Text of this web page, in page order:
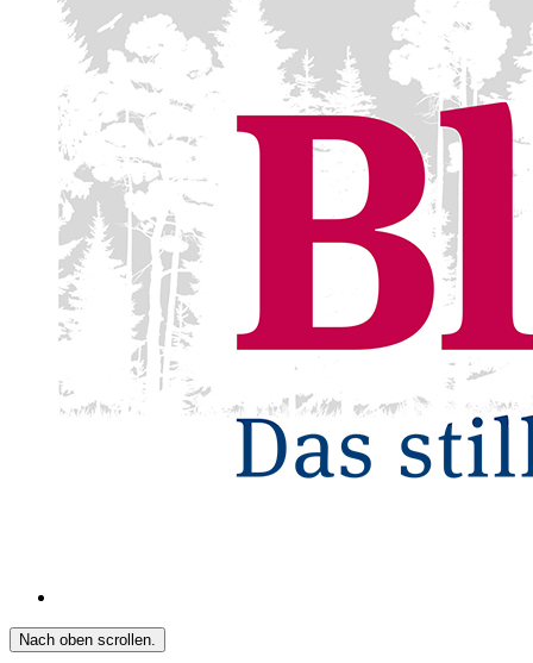
Nach oben scrollen.